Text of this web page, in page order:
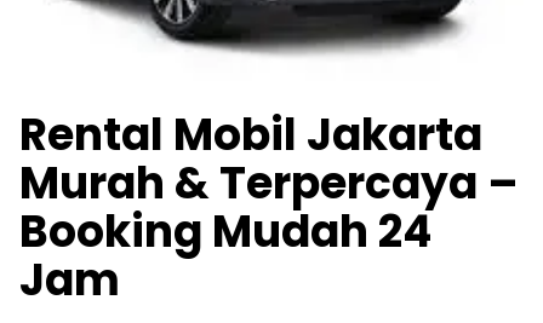
Rental Mobil Jakarta
Murah & Terpercaya –
Booking Mudah 24
Jam